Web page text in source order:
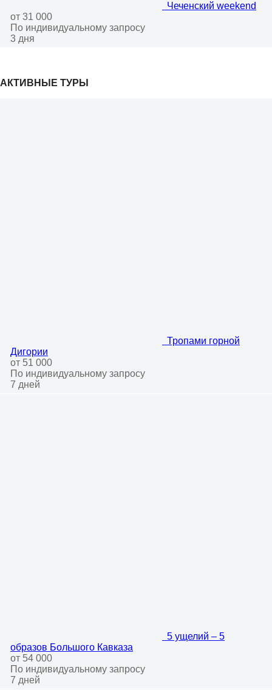
Чеченский weekend
от 31 000
По индивидуальному запросу
3 дня
АКТИВНЫЕ ТУРЫ
Тропами горной
Дигории
от 51 000
По индивидуальному запросу
7 дней
5 ущелий – 5
образов Большого Кавказа
от 54 000
По индивидуальному запросу
7 дней